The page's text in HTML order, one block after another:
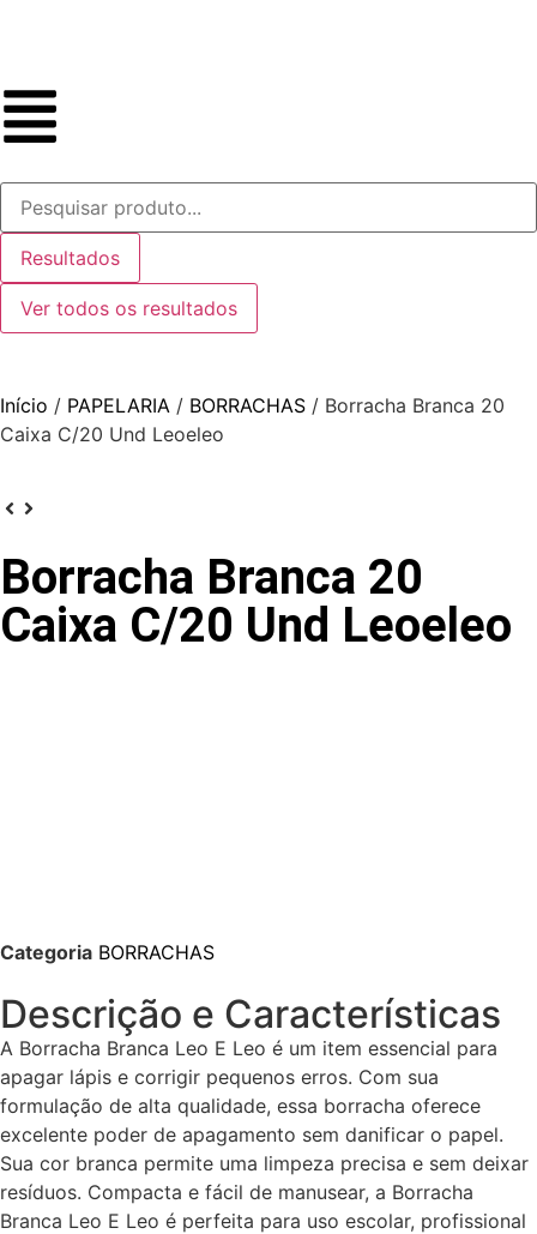
Resultados
Ver todos os resultados
Início / PAPELARIA / BORRACHAS / Borracha Branca 20
Caixa C/20 Und Leoeleo
Borracha Branca 20
Caixa C/20 Und Leoeleo
Categoria BORRACHAS
Descrição e Características
A Borracha Branca Leo E Leo é um item essencial para
apagar lápis e corrigir pequenos erros. Com sua
formulação de alta qualidade, essa borracha oferece
excelente poder de apagamento sem danificar o papel.
Sua cor branca permite uma limpeza precisa e sem deixar
resíduos. Compacta e fácil de manusear, a Borracha
Branca Leo E Leo é perfeita para uso escolar, profissional